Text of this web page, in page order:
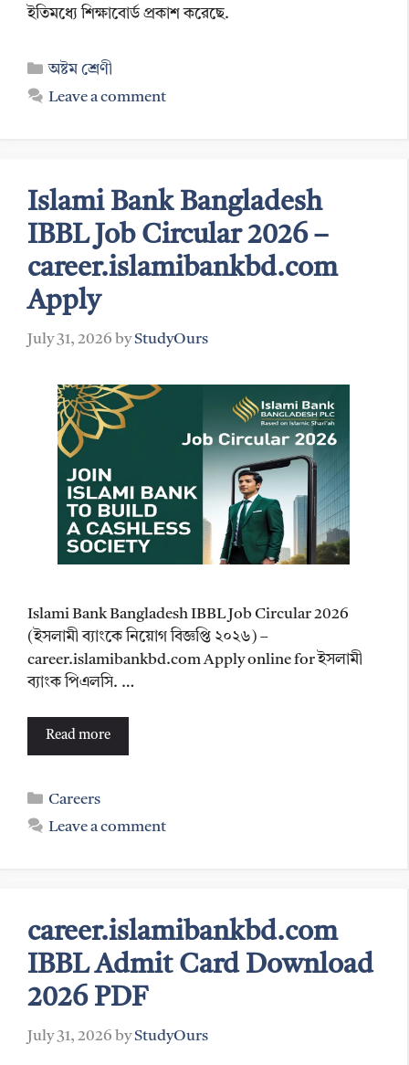
ইতিমধ্যে শিক্ষাবোর্ড প্রকাশ করেছে.
Categories
অষ্টম শ্রেণী
Leave a comment
Islami Bank Bangladesh
IBBL Job Circular 2026 –
career.islamibankbd.com
Apply
July 31, 2026 byStudyOurs
Islami Bank Bangladesh IBBL Job Circular 2026
(ইসলামী ব্যাংকে নিয়োগ বিজ্ঞপ্তি ২০২৬) –
career.islamibankbd.com Apply online for ইসলামী
ব্যাংক পিএলসি. …
Read more
Categories
Careers
Leave a comment
career.islamibankbd.com
IBBL Admit Card Download
2026 PDF
July 31, 2026 byStudyOurs